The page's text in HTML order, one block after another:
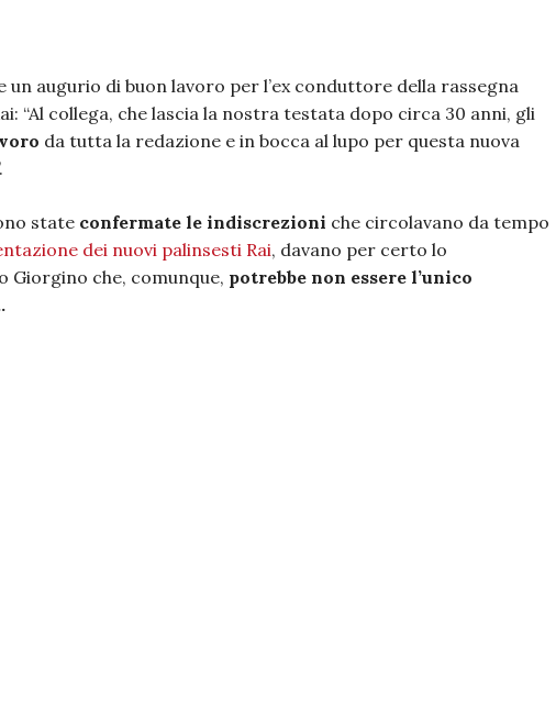
augurio di buon lavoro per l’ex conduttore della rassegna
“Al collega, che lascia la nostra testata dopo circa 30 anni, gli
da tutta la redazione e in bocca al lupo per questa nuova
state confermate le indiscrezioni che circolavano da tempo
dei nuovi palinsesti Rai, davano per certo lo
Giorgino che, comunque, potrebbe non essere l’unico